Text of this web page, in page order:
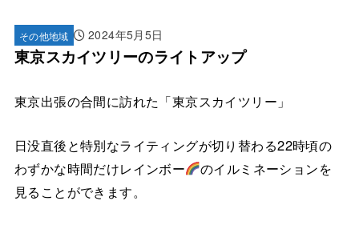
その他地域 2024年5月5日
東京スカイツリーのライトアップ
東京出張の合間に訪れた「東京スカイツリー」
日没直後と特別なライティングが切り替わる22時頃の
わずかな時間だけレインボー
のイルミネーションを
見ることができます。